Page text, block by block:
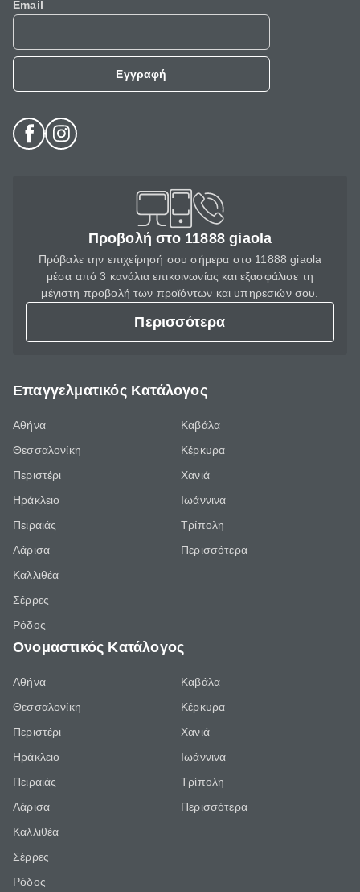
Email
Εγγραφή
Προβολή στο 11888 giaola
Πρόβαλε την επιχείρησή σου σήμερα στο 11888 giaola
μέσα από 3 κανάλια επικοινωνίας και εξασφάλισε τη
μέγιστη προβολή των προϊόντων και υπηρεσιών σου.
Περισσότερα
Επαγγελματικός Κατάλογος
Αθήνα
Θεσσαλονίκη
Περιστέρι
Ηράκλειο
Πειραιάς
Λάρισα
Καλλιθέα
Σέρρες
Ρόδος
Καβάλα
Κέρκυρα
Χανιά
Ιωάννινα
Τρίπολη
Περισσότερα
Ονομαστικός Κατάλογος
Αθήνα
Θεσσαλονίκη
Περιστέρι
Ηράκλειο
Πειραιάς
Λάρισα
Καλλιθέα
Σέρρες
Ρόδος
Καβάλα
Κέρκυρα
Χανιά
Ιωάννινα
Τρίπολη
Περισσότερα